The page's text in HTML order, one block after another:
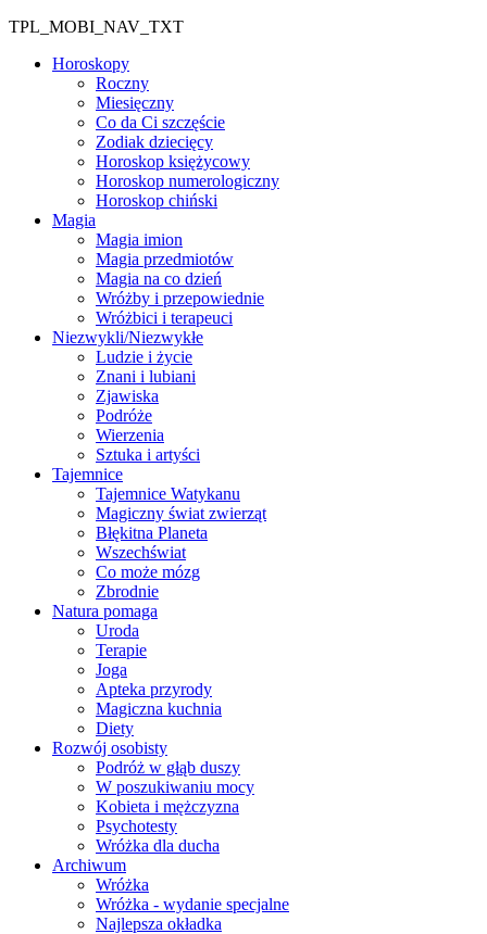
TPL_MOBI_NAV_TXT
Horoskopy
Roczny
Miesięczny
Co da Ci szczęście
Zodiak dziecięcy
Horoskop księżycowy
Horoskop numerologiczny
Horoskop chiński
Magia
Magia imion
Magia przedmiotów
Magia na co dzień
Wróżby i przepowiednie
Wróżbici i terapeuci
Niezwykli/Niezwykłe
Ludzie i życie
Znani i lubiani
Zjawiska
Podróże
Wierzenia
Sztuka i artyści
Tajemnice
Tajemnice Watykanu
Magiczny świat zwierząt
Błękitna Planeta
Wszechświat
Co może mózg
Zbrodnie
Natura pomaga
Uroda
Terapie
Joga
Apteka przyrody
Magiczna kuchnia
Diety
Rozwój osobisty
Podróż w głąb duszy
W poszukiwaniu mocy
Kobieta i mężczyzna
Psychotesty
Wróżka dla ducha
Archiwum
Wróżka
Wróżka - wydanie specjalne
Najlepsza okładka